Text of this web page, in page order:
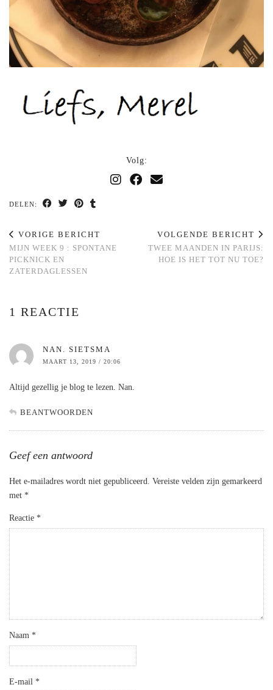
Volg:
DELEN:
VORIGE BERICHT
MIJN WEEK 9 : SPONTANE
PICKNICK EN
ZATERDAGLESSEN
VOLGENDE BERICHT
TWEE MAANDEN IN PARIJS:
HOE IS HET TOT NU TOE?
1 REACTIE
NAN. SIETSMA
MAART 13, 2019 / 20:06
Altijd gezellig je blog te lezen. Nan.
BEANTWOORDEN
Geef een antwoord
Het e-mailadres wordt niet gepubliceerd. Vereiste velden zijn gemarkeerd
met *
Reactie *
Naam *
E-mail *